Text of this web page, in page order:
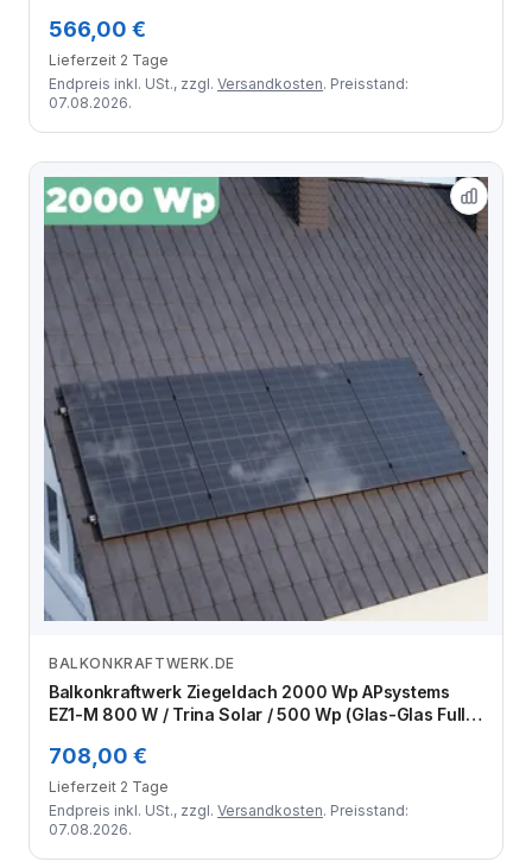
Module
566,00 €
Lieferzeit 2 Tage
Endpreis inkl. USt., zzgl. Versandkosten. Preisstand:
07.08.2026.
Zum Angebot
BALKONKRAFTWERK.DE
Balkonkraftwerk Ziegeldach 2000 Wp APsystems
EZ1-M 800 W / Trina Solar / 500 Wp (Glas-Glas Full
Module
708,00 €
Lieferzeit 2 Tage
Endpreis inkl. USt., zzgl. Versandkosten. Preisstand:
07.08.2026.